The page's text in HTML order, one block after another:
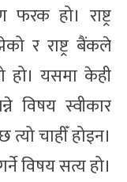
हो। राष्ट्र
र राष्ट्र बैंकले
यसमा केही
विषय स्वीकार
चाहीँ होइन।
विषय सत्य हो।